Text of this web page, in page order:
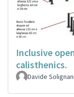
Inclusive
calisthenics.
Davide Solignani